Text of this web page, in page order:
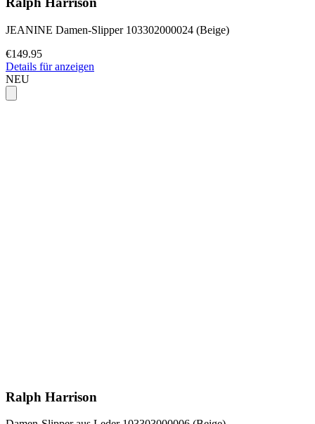
JEANINE Damen-Slipper 103302000024 (Beige)
€149.95
Details für anzeigen
NEU
Ralph Harrison